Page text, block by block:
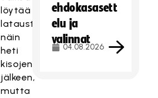
löytää
latausta
näin
heti
kisojen
jälkeen,
mutta
ehdokasasett
elu ja
valinnat
04.08.2026